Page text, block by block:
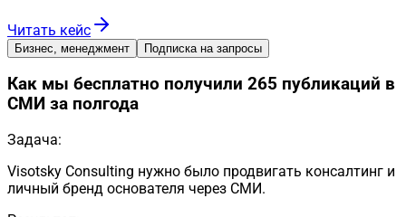
Читать кейс
Бизнес, менеджмент Подписка на запросы
Как мы бесплатно получили 265 публикаций в
СМИ за полгода
Задача:
Visotsky Consulting нужно было продвигать консалтинг и
личный бренд основателя через СМИ.